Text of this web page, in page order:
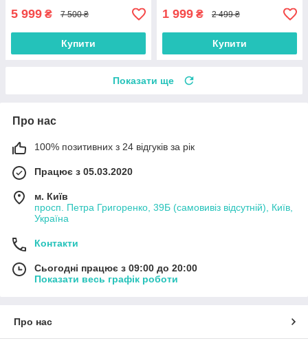
5 999 ₴ 7 500 ₴
Купити
1 999 ₴ 2 499 ₴
Купити
Показати ще
Про нас
100% позитивних з 24 відгуків за рік
Працює з 05.03.2020
м. Київ
просп. Петра Григоренко, 39Б (самовивіз відсутній), Київ,
Україна
Контакти
Сьогодні працює з 09:00 до 20:00
Показати весь графік роботи
Про нас